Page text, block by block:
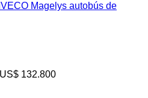
IVECO Magelys autobús de
132.800